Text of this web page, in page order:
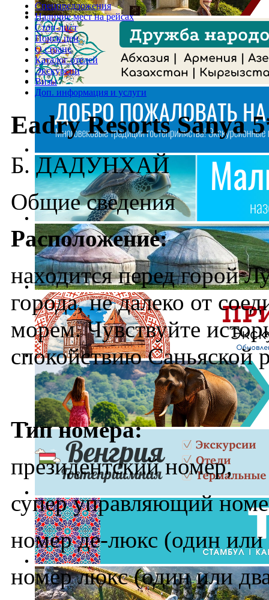
Спецпредложения
Наличие мест на рейсах
Стоп-лист
Поиск цен
О стране
Каталог отелей
Экскурсии
Визы
Доп. информация и услуги
Eadry Resorts Sanya
Б. ДАДУНХАЙ
Общие сведения
Расположение:
находится перед горой
города, не далеко от
морем. Чувствуйте
спокойствию Саньяской
Тип номера:
президентский номер,
супер управляющий
номер де-люкс (один или
номер люкс (один или